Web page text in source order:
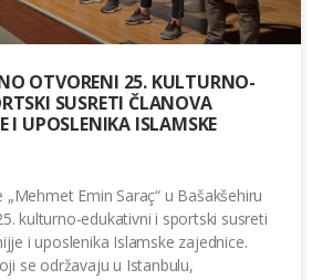
OTVORENI 25. KULTURNO-
SUSRETI ČLANOVA
I UPOSLENIKA ISLAMSKE
Emin Saraç“ u Bašakšehiru
kulturno-edukativni i sportski susreti
i uposlenika Islamske zajednice.
se održavaju u Istanbulu,